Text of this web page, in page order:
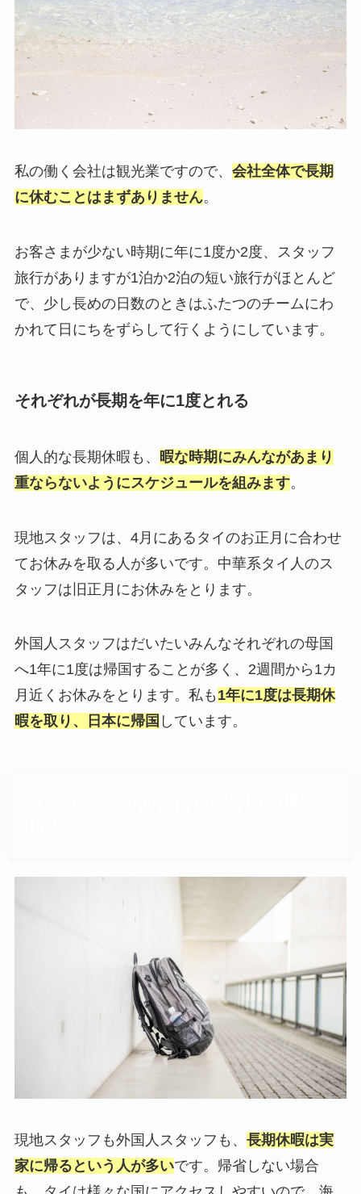
私の働く会社は観光業ですので、 会社全体で長期
に休むことはまずありません。
お客さまが少ない時期に年に1度か2度、スタッフ
旅行がありますが1泊か2泊の短い旅行がほとんど
で、少し長めの日数のときはふたつのチームにわ
かれて日にちをずらして行くようにしています。
それぞれが長期を年に1度とれる
個人的な長期休暇も、
暇な時期にみんながあまり
重ならないようにスケジュールを組みます。
現地スタッフは、4月にあるタイのお正月に合わせ
てお休みを取る人が多いです。中華系タイ人のス
タッフは旧正月にお休みをとります。
外国人スタッフはだいたいみんなそれぞれの母国
へ1年に1度は帰国することが多く、2週間から1カ
月近くお休みをとります。私も 1年に1度は長期休
暇を取り、日本に帰国 しています。
現地スタッフも外国人スタッフも、 長期休暇は実
家に帰るという人が多いです。帰省しない場合